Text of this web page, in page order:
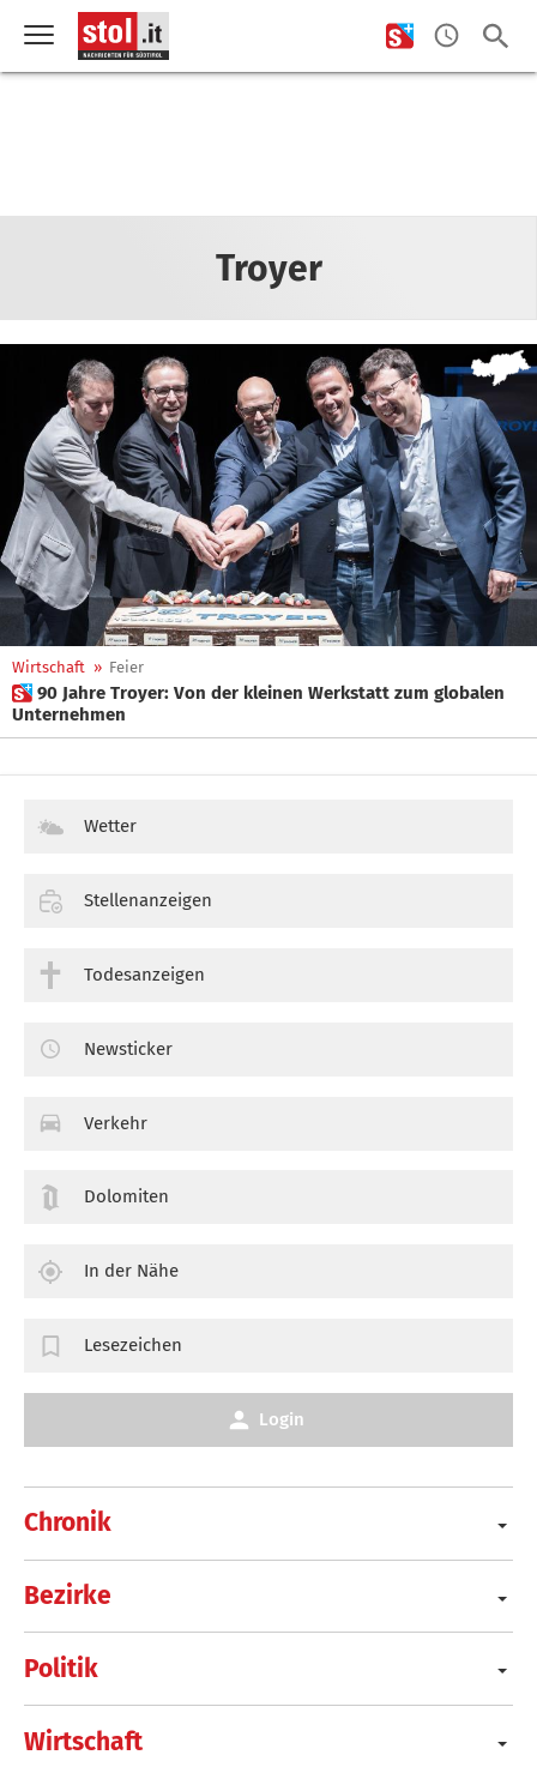
Troyer
Wirtschaft » Feier
 90 Jahre Troyer: Von der kleinen Werkstatt zum globalen
Unternehmen
Chronik
Bezirke
Politik
Wirtschaft
Wetter
Stellenanzeigen
Todesanzeigen
Newsticker
Verkehr
Dolomiten
In der Nähe
Lesezeichen
Login